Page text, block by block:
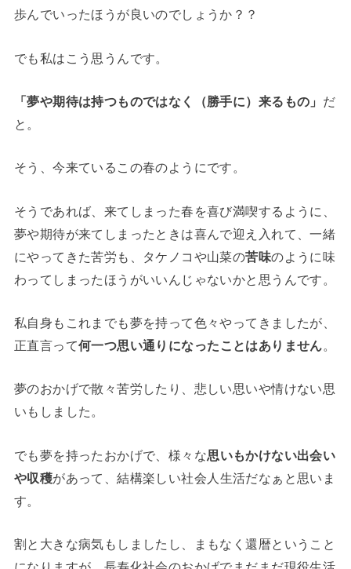
歩んでいったほうが良いのでしょうか？？
でも私はこう思うんです。
「夢や期待は持つものではなく（勝手に）来るもの」 だ
と。
そう、今来ているこの春のようにです。
そうであれば、来てしまった春を喜び満喫するように、
夢や期待が来てしまったときは喜んで迎え入れて、一緒
にやってきた苦労も、タケノコや山菜の苦味のように味
わってしまったほうがいいんじゃないかと思うんです。
私自身もこれまでも夢を持って色々やってきましたが、
正直言って何一つ思い通りになったことはありません。
夢のおかげで散々苦労したり、悲しい思いや情けない思
いもしました。
でも夢を持ったおかげで、様々な思いもかけない出会い
や収穫があって、結構楽しい社会人生活だなぁと思いま
す。
割と大きな病気もしましたし、まもなく還暦ということ